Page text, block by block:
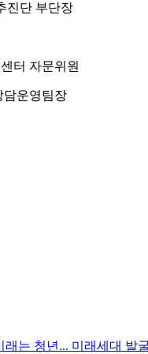
진단 부단장
터 자문위원
담운영팀장
는 청년... 미래세대 발